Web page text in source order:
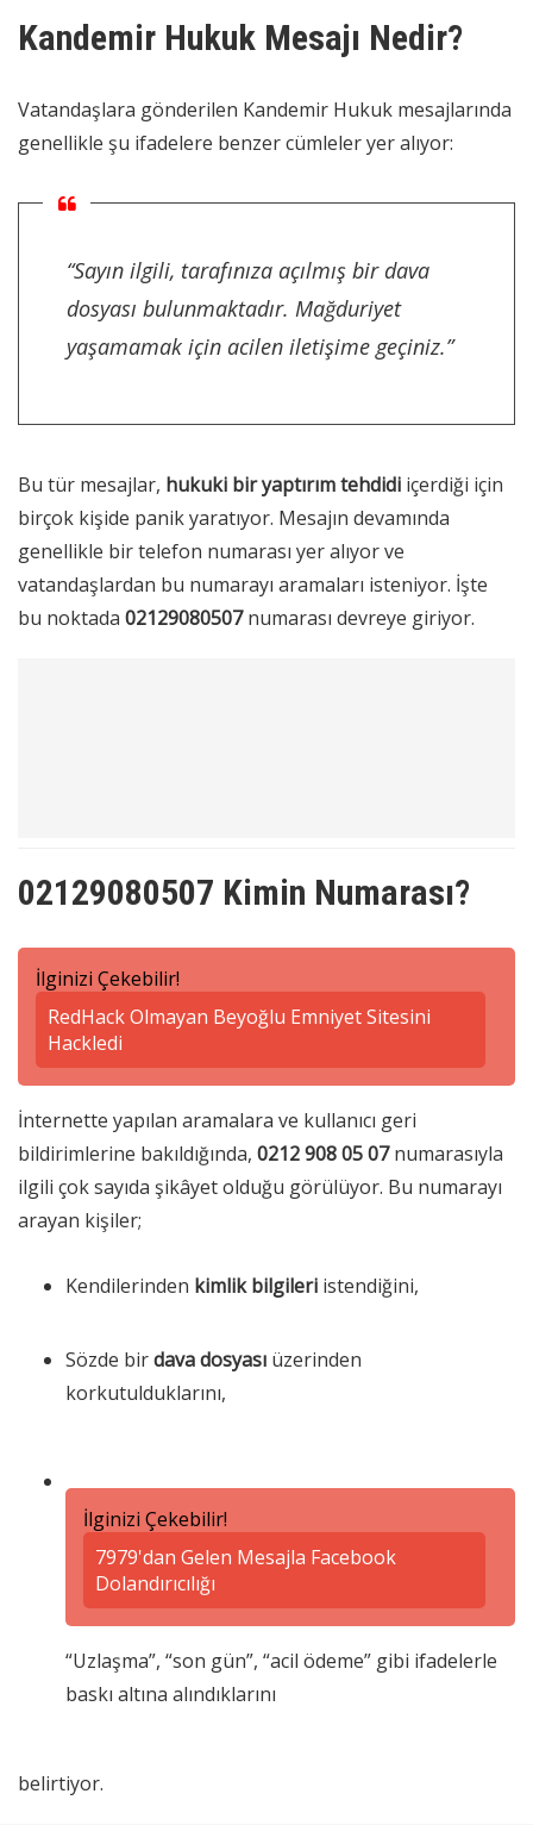
Kandemir Hukuk Mesajı Nedir?
Vatandaşlara gönderilen Kandemir Hukuk mesajlarında
genellikle şu ifadelere benzer cümleler yer alıyor:
“Sayın ilgili, tarafınıza açılmış bir dava
dosyası bulunmaktadır. Mağduriyet
yaşamamak için acilen iletişime geçiniz.”
Bu tür mesajlar, hukuki bir yaptırım tehdidi içerdiği için
birçok kişide panik yaratıyor. Mesajın devamında
genellikle bir telefon numarası yer alıyor ve
vatandaşlardan bu numarayı aramaları isteniyor. İşte
bu noktada 02129080507numarası devreye giriyor.
02129080507 Kimin Numarası?
İlginizi Çekebilir!
RedHack Olmayan Beyoğlu Emniyet Sitesini
Hackledi
İnternette yapılan aramalara ve kullanıcı geri
bildirimlerine bakıldığında, 0212 908 05 07numarasıyla
ilgili çok sayıda şikâyet olduğu görülüyor. Bu numarayı
arayan kişiler;
Kendilerinden kimlik bilgileri istendiğini,
Sözde birdava dosyası üzerinden
korkutulduklarını,
İlginizi Çekebilir!
7979'dan Gelen Mesajla Facebook
Dolandırıcılığı
“Uzlaşma”, “son gün”, “acil ödeme” gibi ifadelerle
baskı altına alındıklarını
belirtiyor.